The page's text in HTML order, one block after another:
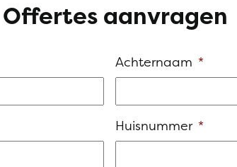
Offertes aanvragen
Achternaam *
Huisnummer *